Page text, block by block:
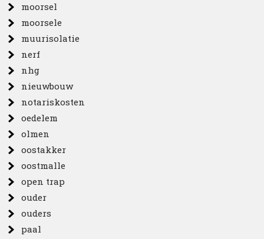
moorsel
moorsele
muurisolatie
nerf
nhg
nieuwbouw
notariskosten
oedelem
olmen
oostakker
oostmalle
open trap
ouder
ouders
paal